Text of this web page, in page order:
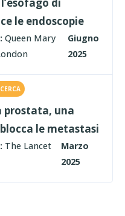
le endoscopie
Queen Mary
Giugno
2025
prostata, una
le metastasi
The Lancet
Marzo
2025